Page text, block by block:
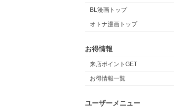
BL漫画トップ
オトナ漫画トップ
お得情報
来店ポイントGET
お得情報一覧
ユーザーメニュー